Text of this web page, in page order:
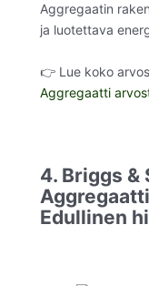
Aggregaatin
ja luotettava
👉 Lue koko
Aggregaatti
4. Briggs
Edullinen